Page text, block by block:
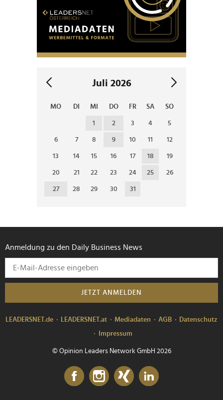
Juli 2026
MO DI MI DO FR SA SO
1 2 3 4 5
6 7 8 9 10 11 12
13 14 15 16 17 18 19
20 21 22 23 24 25 26
27 28 29 30 31
Anmeldung zu den Daily Business News
JETZT ANMELDEN
LEADERSNET.de LEADERSNET.at Mediadaten AGB
Datenschutz
Impressum
© Opinion Leaders Network GmbH 2026